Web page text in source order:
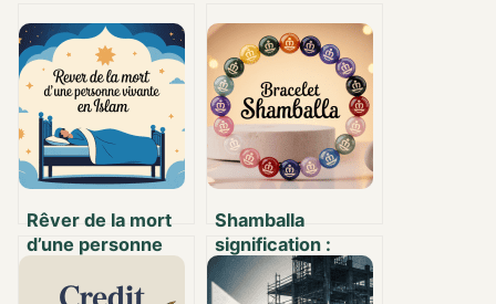
Rêver de la mort
d’une personne
sens,
Shamballa
signification :
origines,
spiritualité et